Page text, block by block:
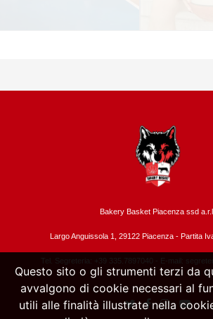
Bakery Basket Piacenza ssd a.r.l.
Largo Anguissola 1, 29122 Piacenza - Partita
Tel. Segreteria: +39 335.7897040 - E-mail:
Questo sito o gli strumenti terzi da
avvalgono di cookie necessari al
utili alle finalità illustrate nella